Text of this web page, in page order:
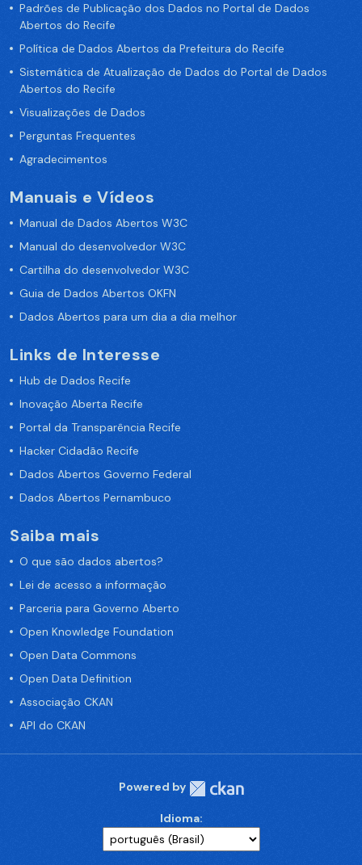
Padrões de Publicação dos Dados no Portal de Dados
Abertos do Recife
Política de Dados Abertos da Prefeitura do Recife
Sistemática de Atualização de Dados do Portal de Dados
Abertos do Recife
Visualizações de Dados
Perguntas Frequentes
Agradecimentos
Manuais e Vídeos
Manual de Dados Abertos W3C
Manual do desenvolvedor W3C
Cartilha do desenvolvedor W3C
Guia de Dados Abertos OKFN
Dados Abertos para um dia a dia melhor
Links de Interesse
Hub de Dados Recife
Inovação Aberta Recife
Portal da Transparência Recife
Hacker Cidadão Recife
Dados Abertos Governo Federal
Dados Abertos Pernambuco
Saiba mais
O que são dados abertos?
Lei de acesso a informação
Parceria para Governo Aberto
Open Knowledge Foundation
Open Data Commons
Open Data Definition
Associação CKAN
API do CKAN
Powered by
Idioma